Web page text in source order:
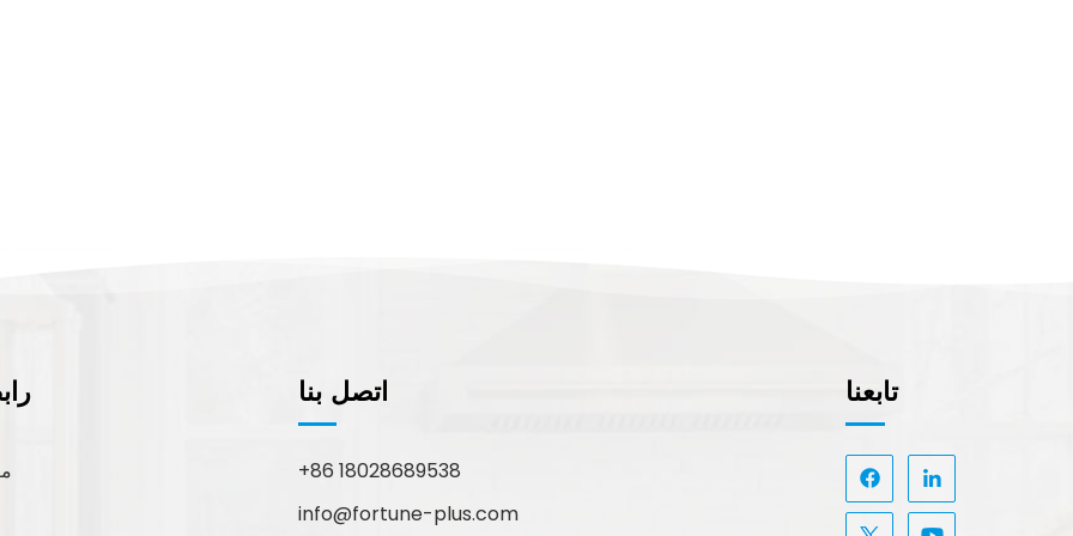
اتصل بنا
+86 18028689538
info@fortune-plus.com
تابعنا